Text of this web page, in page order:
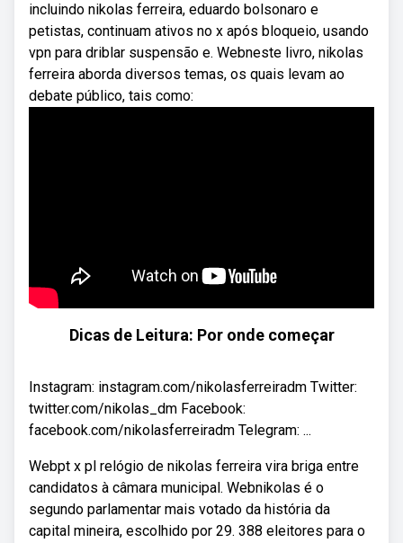
incluindo nikolas ferreira, eduardo bolsonaro e
petistas, continuam ativos no x após bloqueio, usando
vpn para driblar suspensão e. Webneste livro, nikolas
ferreira aborda diversos temas, os quais levam ao
debate público, tais como:
Dicas de Leitura: Por onde começar
Instagram: instagram.com/nikolasferreiradm Twitter:
twitter.com/nikolas_dm Facebook:
facebook.com/nikolasferreiradm Telegram: ...
Webpt x pl relógio de nikolas ferreira vira briga entre
candidatos à câmara municipal. Webnikolas é o
segundo parlamentar mais votado da história da
capital mineira, escolhido por 29. 388 eleitores para o